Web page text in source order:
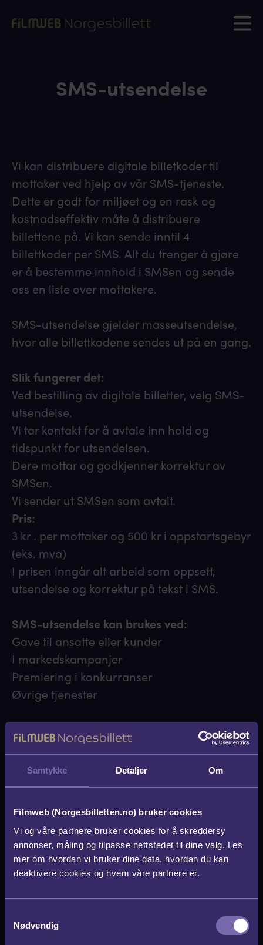
Samtykke Detaljer Om
Filmweb (Norgesbilletten.no) bruker cookies
Vi og våre partnere bruker cookies for å skreddersy
annonser, måling og tilpasse nettstedet til dine valg. Les
mer om hvordan vi bruker dine data, hvordan du kan
deaktivere cookies og hvem våre partnere er.
Nødvendig
SMS-utsendelse
Vi kan distribuere digitale billetkoder til
mottaker ved hjelp av vår SMS-tjeneste.
Dette er godt for miljøet og en rask og
kostnadseffektiv måte å distribuere
billettene på. Vi kan sende inntil 4
billettkoder per SMS. Alt du trenger å gjøre
er å bestemme innhold i SMSen og sende
oss en liste over mottakere.
SMS-utsendelse gjelder masseutsendelse,
hvor alle billettkodene sendes ut på en gang.
Slik fungerer det:
Ved bestilling av digitale billetter, velg SMS-
utsendelse.
Vi tar kontakt for å avtale inn hold og
tidspunkt for utsendelsen.
Dere mottar og godkjenner korrektur av
SMSen.
Vi sender ut SMSen som avtalt.
Pris:
3 kr . per mottaker og 500 kr i oppstartsgebyr
(eks. mva)
I prisen inngår alt arbeid som oppsett,
utsendelse og korrektur på tekst i SMS.
SMS-utsendelse kan brukes ved:
Gave til ansatte eller kunder
I markedskampanjer
Premiering i konkurranser
Øvrige tjenester
Hvordan brukes digitale billetter?
Billettkoden mottakeren får på SMS brukes
for å booke kinobilletter på nett eller tas med
Norgesbilletten, og kan brukes på alle
forestillinger og kinoer over hele landet.